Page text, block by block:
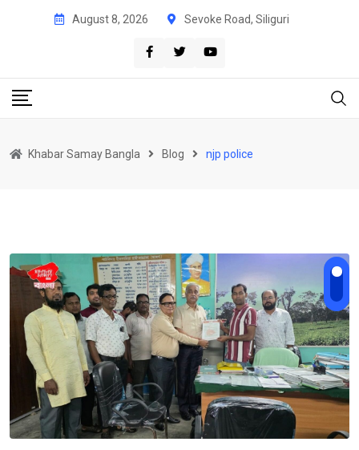
August 8, 2026 Sevoke Road, Siliguri
Khabar Samay Bangla Blog njp police